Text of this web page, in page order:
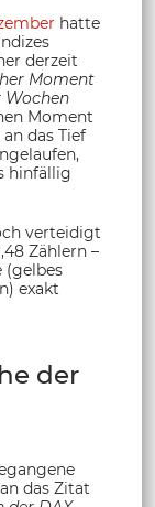
hatte
derzeit
Moment
Wochen
Moment
das Tief
hinfällig
verteidigt
Zählern –
(gelbes
exakt
der
das Zitat